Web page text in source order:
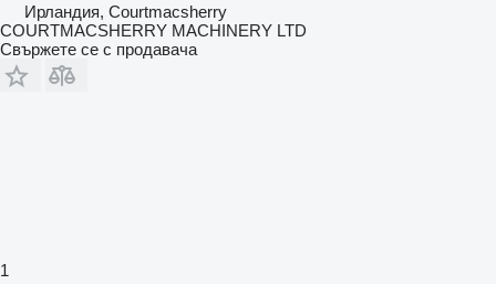
Ирландия, Courtmacsherry
COURTMACSHERRY MACHINERY LTD
Свържете се с продавача
1